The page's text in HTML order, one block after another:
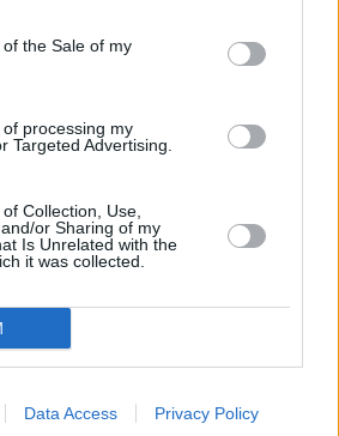
the Sale of my
processing my
Targeted Advertising.
Collection, Use,
or Sharing of my
Is Unrelated with the
it was collected.
Data Access Privacy Policy
Fallece un bebé de 20 meses por un
¿EN QUÉ MOMENTO DEJAMOS DE SER